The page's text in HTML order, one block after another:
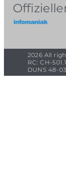
2026 All
RC: CH-
DUNS 48-